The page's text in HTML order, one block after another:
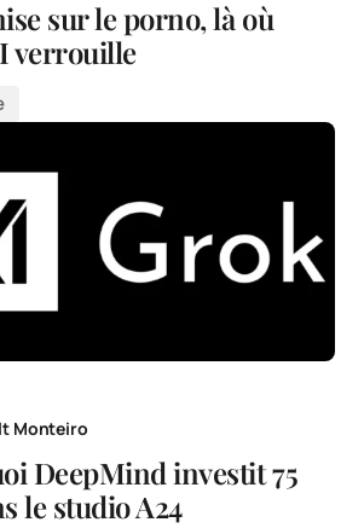
sur le porno, là où
verrouille
Monteiro
DeepMind investit 75
le studio A24